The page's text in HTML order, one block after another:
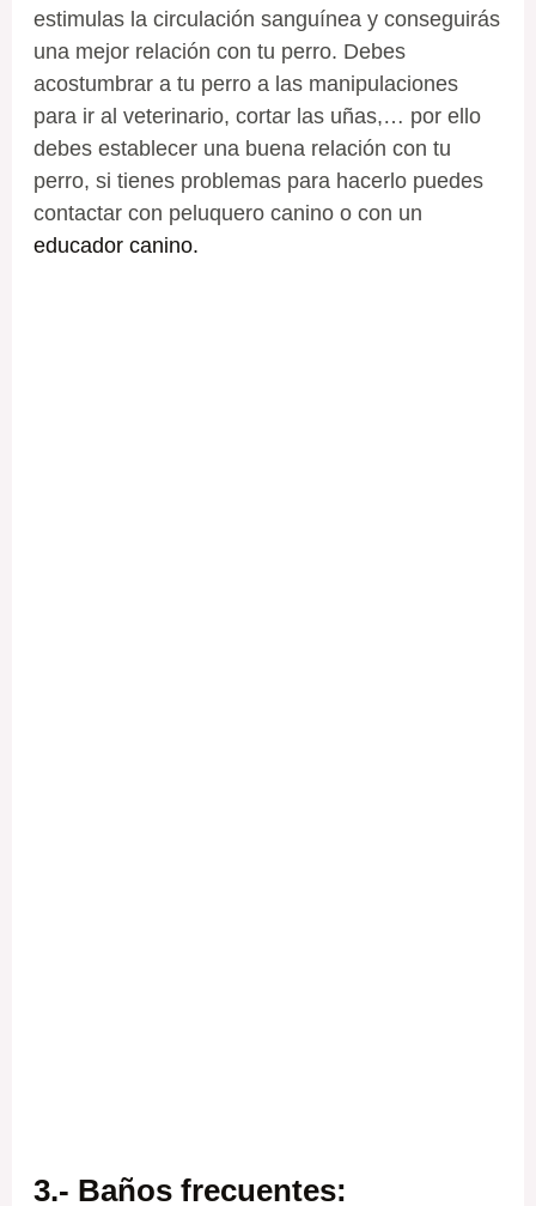
estimulas la circulación sanguínea y conseguirás
una mejor relación con tu perro. Debes
acostumbrar a tu perro a las manipulaciones
para ir al veterinario, cortar las uñas,… por ello
debes establecer una buena relación con tu
perro, si tienes problemas para hacerlo puedes
contactar con peluquero canino o con un
educador canino.
3.- Baños frecuentes: